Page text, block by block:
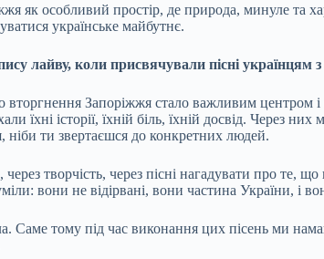
як особливий простір, де природа, минуле та
українське майбутнє.
лайву, коли присвячували пісні українцям
Запоріжжя стало важливим центром і
їхні історії, їхній біль, їхній досвід. Через
ніби ти звертаєшся до конкретних людей.
творчість, через пісні нагадувати про
вони не відірвані, вони частина України, і
Саме тому під час виконання цих пісень ми